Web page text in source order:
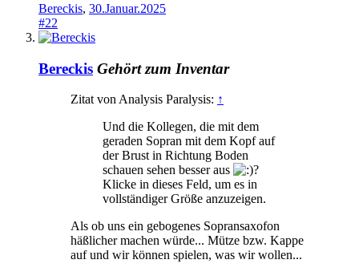
Bereckis, 30.Januar.2025
#22
Bereckis Gehört zum Inventar
Zitat von Analysis Paralysis: ↑
Und die Kollegen, die mit dem
geraden Sopran mit dem Kopf auf
der Brust in Richtung Boden
schauen sehen besser aus
?
Klicke in dieses Feld, um es in
vollständiger Größe anzuzeigen.
Als ob uns ein gebogenes Sopransaxofon
häßlicher machen würde... Mütze bzw. Kappe
auf und wir können spielen, was wir wollen...